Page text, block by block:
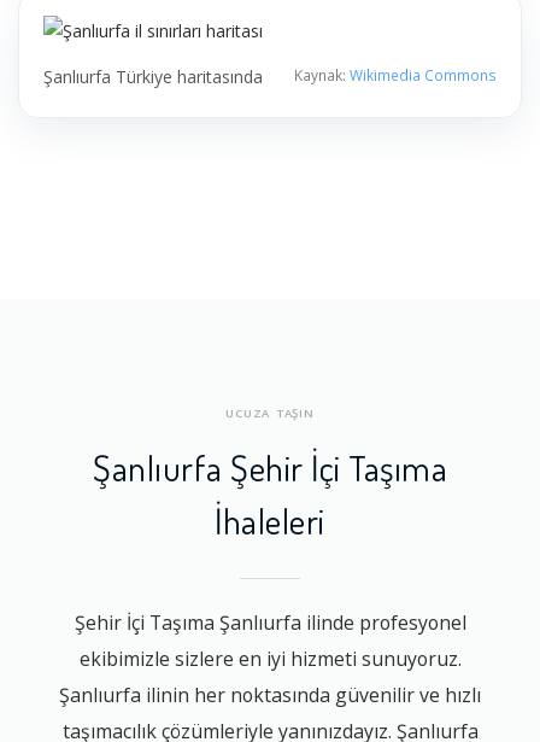
Şanlıurfa Türkiye haritasında Kaynak: Wikimedia Commons
UCUZA TAŞIN
Şanlıurfa Şehir İçi Taşıma
İhaleleri
Şehir İçi Taşıma Şanlıurfa ilinde profesyonel
ekibimizle sizlere en iyi hizmeti sunuyoruz.
Şanlıurfa ilinin her noktasında güvenilir ve hızlı
taşımacılık çözümleriyle yanınızdayız. Şanlıurfa